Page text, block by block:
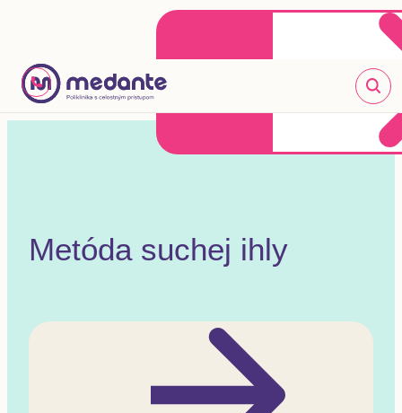
Klientske centrum
+421 2 20 302 303
Metóda suchej ihly